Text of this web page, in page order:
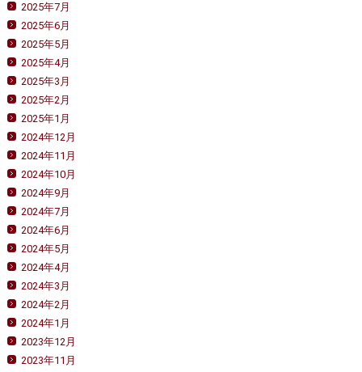
2025年7月
2025年6月
2025年5月
2025年4月
2025年3月
2025年2月
2025年1月
2024年12月
2024年11月
2024年10月
2024年9月
2024年7月
2024年6月
2024年5月
2024年4月
2024年3月
2024年2月
2024年1月
2023年12月
2023年11月